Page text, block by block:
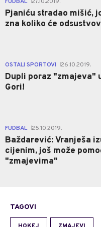
Pjaniću stradao mišić,
zna koliko će
OSTALI SPORTOVI 26.10.2019.
Dupli poraz "zmajeva"
Gori!
FUDBAL 25.10.2019.
Baždarević: Vranješa
cijenim, još može
"zmajevima"
TAGOVI